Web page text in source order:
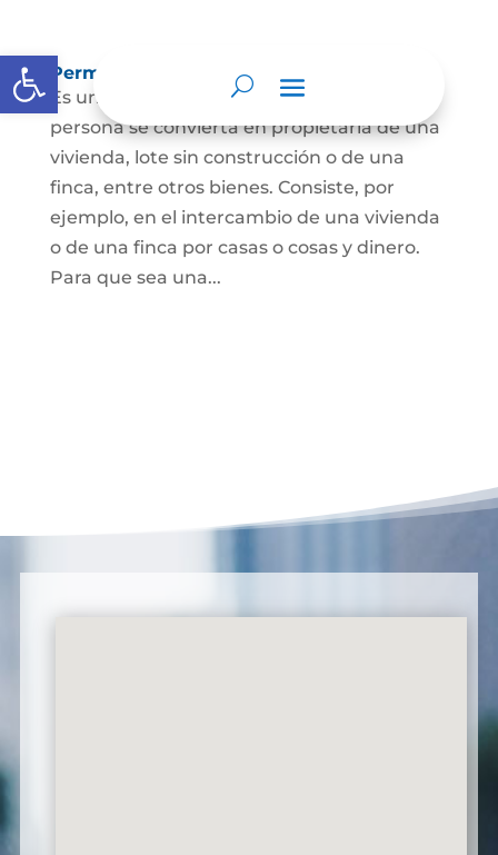
Abrir barra de herramientas
Permuta de Inmuebles
Es uno de los contratos para que una
persona se convierta en propietaria de una
vivienda, lote sin construcción o de una
finca, entre otros bienes. Consiste, por
ejemplo, en el intercambio de una vivienda
o de una finca por casas o cosas y dinero.
Para que sea una...